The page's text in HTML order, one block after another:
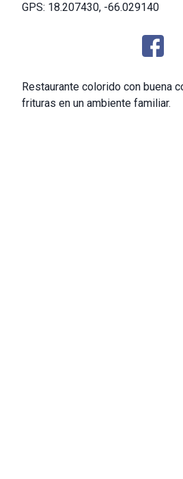
GPS: 18.207430, -66.029140
Restaurante colorido con buena
frituras en un ambiente familiar.